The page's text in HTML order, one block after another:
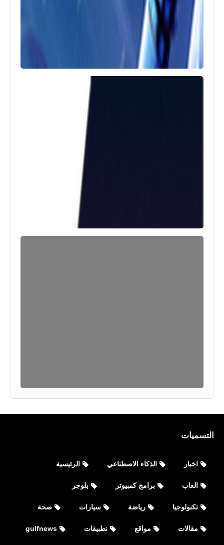
التسميات
اخبار الذكاء الاصطناعي الرئيسية
العاب برامج كمبيوتر بلوجر
تكنولوجيا رياضة سيارات صحة
مقالات مواقع نطبيقات gulfnews